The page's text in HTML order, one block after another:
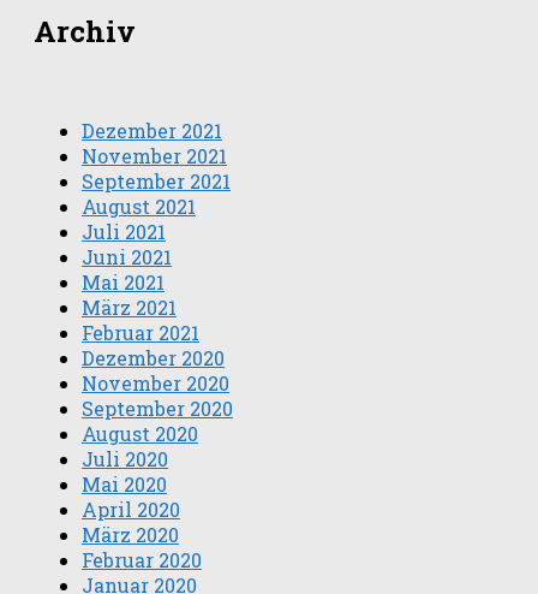
Archiv
Dezember 2021
November 2021
September 2021
August 2021
Juli 2021
Juni 2021
Mai 2021
März 2021
Februar 2021
Dezember 2020
November 2020
September 2020
August 2020
Juli 2020
Mai 2020
April 2020
März 2020
Februar 2020
Januar 2020